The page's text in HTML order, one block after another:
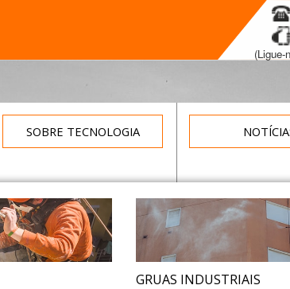
(Ligue-
SOBRE TECNOLOGIA
GRUAS INDUSTRIAIS